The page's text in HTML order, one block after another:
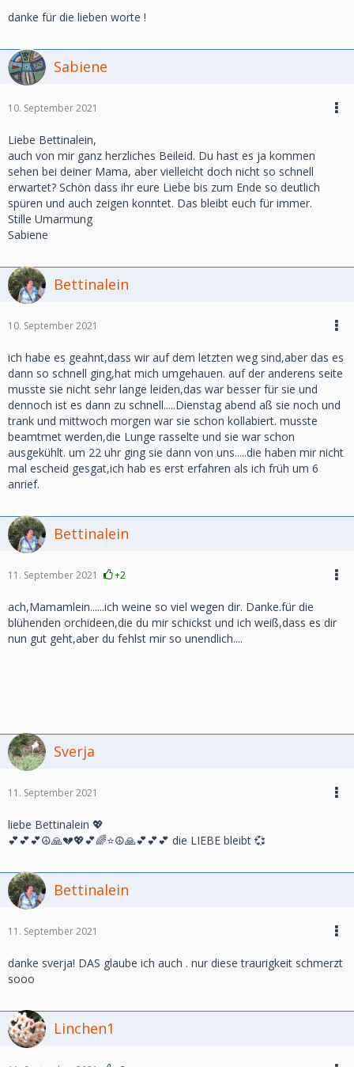
danke für die lieben worte !
Sabiene
10. September 2021
Liebe Bettinalein,
auch von mir ganz herzliches Beileid. Du hast es ja kommen
sehen bei deiner Mama, aber vielleicht doch nicht so schnell
erwartet? Schön dass ihr eure Liebe bis zum Ende so deutlich
spüren und auch zeigen konntet. Das bleibt euch für immer.
Stille Umarmung
Sabiene
Bettinalein
10. September 2021
ich habe es geahnt,dass wir auf dem letzten weg sind,aber das es
dann so schnell ging,hat mich umgehauen. auf der anderens seite
musste sie nicht sehr lange leiden,das war besser für sie und
dennoch ist es dann zu schnell.....Dienstag abend aß sie noch und
trank und mittwoch morgen war sie schon kollabiert. musste
beamtmet werden,die Lunge rasselte und sie war schon
ausgekühlt. um 22 uhr ging sie dann von uns.....die haben mir nicht
mal escheid gesgat,ich hab es erst erfahren als ich früh um 6
anrief.
Bettinalein
11. September 2021 +2
ach,Mamamlein......ich weine so viel wegen dir. Danke.für die
blühenden orchideen,die du mir schickst und ich weiß,dass es dir
nun gut geht,aber du fehlst mir so unendlich....
Sverja
11. September 2021
liebe Bettinalein 💖
💕💕💕☮️🙏💔💖💕🌈⭐☮️🙏💕💕💕 die LIEBE bleibt 💞
Bettinalein
11. September 2021
danke sverja! DAS glaube ich auch . nur diese traurigkeit schmerzt
sooo
Linchen1